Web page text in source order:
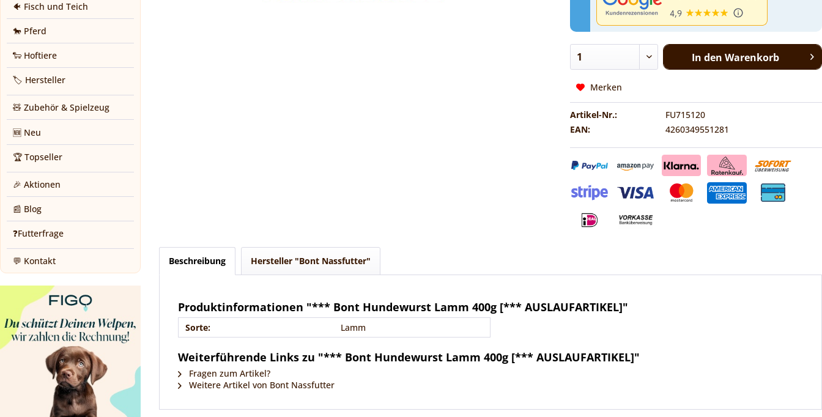
🐠 Fisch und Teich
🐎 Pferd
🐑 Hoftiere
🏷️ Hersteller
🧸 Zubehör & Spielzeug
🆕 Neu
🏆 Topseller
🎉 Aktionen
📰 Blog
❓Futterfrage
💬 Kontakt
In den Warenkorb
Merken
Artikel-Nr.:
FU715120
EAN:
4260349551281
Beschreibung Hersteller "Bont Nassfutter"
Produktinformationen "*** Bont Hundewurst Lamm 400g [*** AUSLAUFARTIKEL]"
Sorte: Lamm
Weiterführende Links zu "*** Bont Hundewurst Lamm 400g [*** AUSLAUFARTIKEL]"
Fragen zum Artikel?
Weitere Artikel von Bont Nassfutter